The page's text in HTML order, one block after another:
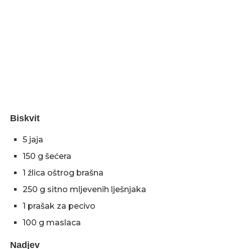
Biskvit
5 jaja
150 g šećera
1 žlica oštrog brašna
250 g sitno mljevenih lješnjaka
1 prašak za pecivo
100 g maslaca
Nadjev